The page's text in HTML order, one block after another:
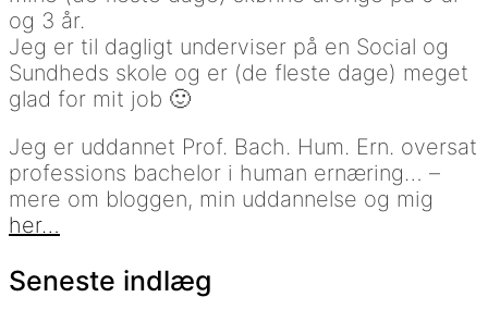
og 3 år.
Jeg er til dagligt underviser på en Social og
Sundheds skole og er (de fleste dage) meget
glad for mit job 🙂
Jeg er uddannet Prof. Bach. Hum. Ern. oversat
professions bachelor i human ernæring… –
mere om bloggen, min uddannelse og mig
her…
Seneste indlæg